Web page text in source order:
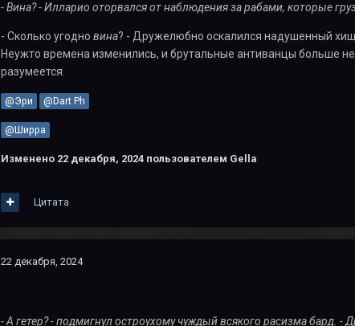
- Вина? - Илларио оторвался от наблюдения за рабами, которые
- Сколько угодно вина? - Дружелюбно оскалился надушенный
Неужто времена изменились, и брутальные антиванцы больше
разумеется.
@Эри @Dart Ph
@Ширра
Изменено 22 декабря, 2024пользователем Gella
Цитата
22 декабря, 2024
- А гетер? - подмигнул остроухому чуждый всякого расизма бард.